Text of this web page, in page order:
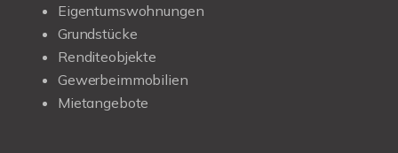
Eigentumswohnungen
Grundstücke
Renditeobjekte
Gewerbeimmobilien
Mietangebote